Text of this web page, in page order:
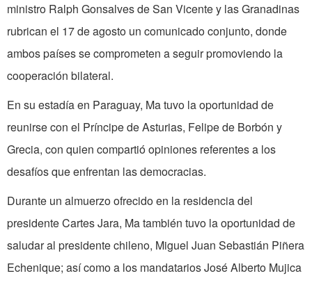
ministro Ralph Gonsalves de San Vicente y las Granadinas
rubrican el 17 de agosto un comunicado conjunto, donde
ambos países se comprometen a seguir promoviendo la
cooperación bilateral.
En su estadía en Paraguay, Ma tuvo la oportunidad de
reunirse con el Príncipe de Asturias, Felipe de Borbón y
Grecia, con quien compartió opiniones referentes a los
desafíos que enfrentan las democracias.
Durante un almuerzo ofrecido en la residencia del
presidente Cartes Jara, Ma también tuvo la oportunidad de
saludar al presidente chileno, Miguel Juan Sebastián Piñera
Echenique; así como a los mandatarios José Alberto Mujica